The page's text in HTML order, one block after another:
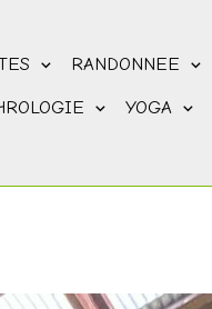
RANDONNEE
YOGA